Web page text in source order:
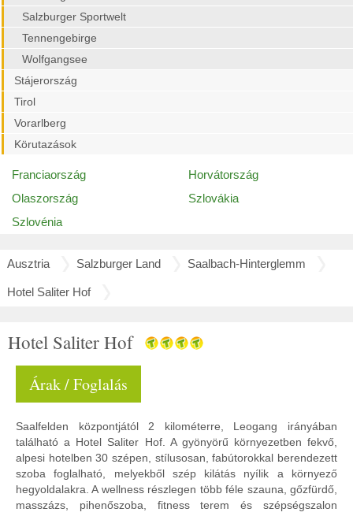
Salzburger Sportwelt
Tennengebirge
Wolfgangsee
Stájerország
Tirol
Vorarlberg
Körutazások
Franciaország
Horvátország
Olaszország
Szlovákia
Szlovénia
Ausztria Salzburger Land Saalbach-Hinterglemm
Hotel Saliter Hof
Hotel Saliter Hof
Árak / Foglalás
Saalfelden központjától 2 kilométerre, Leogang irányában
található a Hotel Saliter Hof. A gyönyörű környezetben fekvő,
alpesi hotelben 30 szépen, stílusosan, fabútorokkal berendezett
szoba foglalható, melyekből szép kilátás nyílik a környező
hegyoldalakra. A wellness részlegen több féle szauna, gőzfürdő,
masszázs, pihenőszoba, fitness terem és szépségszalon